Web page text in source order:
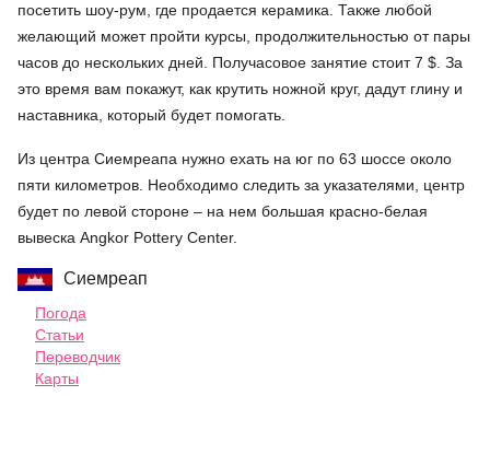
посетить шоу-рум, где продается керамика. Также любой
желающий может пройти курсы, продолжительностью от пары
часов до нескольких дней. Получасовое занятие стоит 7 $. За
это время вам покажут, как крутить ножной круг, дадут глину и
наставника, который будет помогать.
Из центра Сиемреапа нужно ехать на юг по 63 шоссе около
пяти километров. Необходимо следить за указателями, центр
будет по левой стороне – на нем большая красно-белая
вывеска Angkor Pottery Center.
Сиемреап
Погода
Статьи
Переводчик
Карты